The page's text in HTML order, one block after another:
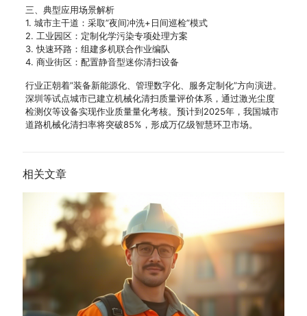
三、典型应用场景解析
1. 城市主干道：采取”夜间冲洗+日间巡检”模式
2. 工业园区：定制化学污染专项处理方案
3. 快速环路：组建多机联合作业编队
4. 商业街区：配置静音型迷你清扫设备
行业正朝着”装备新能源化、管理数字化、服务定制化”方向演进。
深圳等试点城市已建立机械化清扫质量评价体系，通过激光尘度
检测仪等设备实现作业质量量化考核。预计到2025年，我国城市
道路机械化清扫率将突破85%，形成万亿级智慧环卫市场。
相关文章